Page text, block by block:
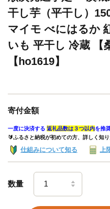
干し芋（平干し）
マイモ べにはるか
いも 平干し 冷蔵 【
【ho1619】
寄付金額
一度に決済する 返礼品数は３つ以内を推
🔰ふるさと納税が初めての方、詳しく知
仕組みについて知る
数量